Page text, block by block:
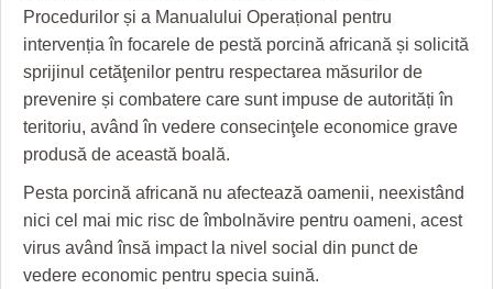
Procedurilor și a Manualului Operațional pentru
intervenția în focarele de pestă porcină africană și solicită
sprijinul cetăţenilor pentru respectarea măsurilor de
prevenire și combatere care sunt impuse de autorități în
teritoriu, având în vedere consecinţele economice grave
produsă de această boală.
Pesta porcină africană nu afectează oamenii, neexistând
nici cel mai mic risc de îmbolnăvire pentru oameni, acest
virus având însă impact la nivel social din punct de
vedere economic pentru specia suină.